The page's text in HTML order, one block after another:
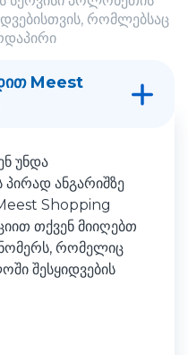
რომლებსაც
Meest
უნდა
ანგარიშზე
Shopping
თქვენ მიიღებთ
რომელიც
შესყიდვების